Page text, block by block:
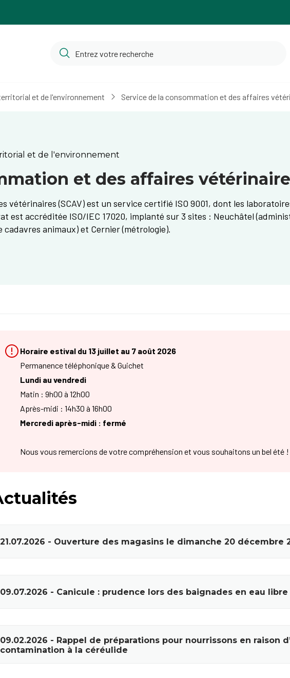
et de l'environnement Service de la consommation et des affaires
et de l'environnement
et des affaires
vétérinaires (SCAV) est un service certifié ISO 9001, dont les
est accréditée ISO/IEC 17020, implanté sur 3 sites : Neuchâtel
animaux) et Cernier (métrologie).
Horaire estival du 13 juillet au 7 août 2026
Permanence téléphonique & Guichet
Lundi au vendredi
Matin : 9h00 à 12h00
Après-midi : 14h30 à 16h00
Mercredi après-midi : fermé
Nous vous remercions de votre compréhension et vous souhaitons un bel été !
21.07.2026 - Ouverture des magasins le dimanche 20 décembre
09.07.2026 - Canicule : prudence lors des baignades en eau libre
09.02.2026 - Rappel de préparations pour nourrissons en raison
contamination à la céréulide